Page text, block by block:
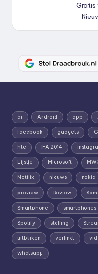
Gratis
ai Android app
facebook gadgets
htc IFA 2014
Lijstje Microsoft
Netflix nieuws nokia
preview Review
Smartphone smartphones
Spotify stelling
uitbuiken verlinkt
whatsapp